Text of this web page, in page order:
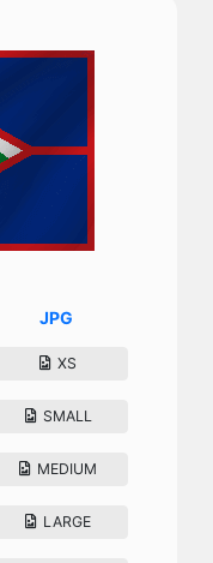
JPG
XS
SMALL
MEDIUM
LARGE